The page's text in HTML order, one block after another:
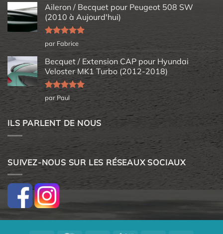
Aileron / Becquet pour Peugeot 508 SW
(2010 à Aujourd'hui)
Note5sur
5
par Fabrice
Becquet / Extension CAP pour Hyundai
Veloster MK1 Turbo (2012-2018)
Note5sur
5
par Paul
ILS PARLENT DE NOUS
SUIVEZ-NOUS SUR LES RÉSEAUX SOCIAUX